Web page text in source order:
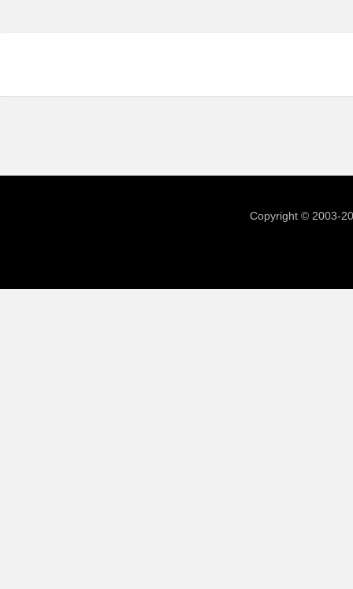
Copyright © 2003-